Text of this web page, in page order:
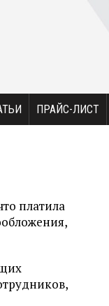
ПРАЙС-ЛИСТ
платила